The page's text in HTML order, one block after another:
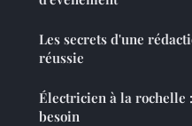
Les secrets d'une
réussie
Électricien à la rochelle
besoin